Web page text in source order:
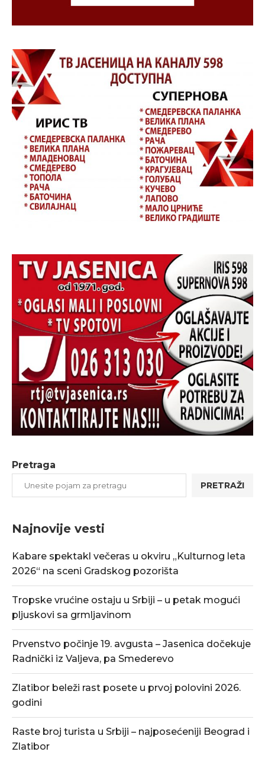
Pretraga
PRETRAŽI
Najnovije vesti
Kabare spektakl večeras u okviru „Kulturnog leta
2026“ na sceni Gradskog pozorišta
Tropske vrućine ostaju u Srbiji – u petak mogući
pljuskovi sa grmljavinom
Prvenstvo počinje 19. avgusta – Jasenica dočekuje
Radnički iz Valjeva, pa Smederevo
Zlatibor beleži rast posete u prvoj polovini 2026.
godini
Raste broj turista u Srbiji – najposećeniji Beograd i
Zlatibor